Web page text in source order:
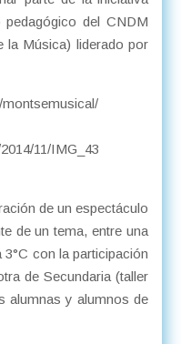
pedagógico del CNDM
la Música) liderado por
de un espectáculo
de un tema, entre una
con la participación
de Secundaria (taller
alumnas y alumnos de